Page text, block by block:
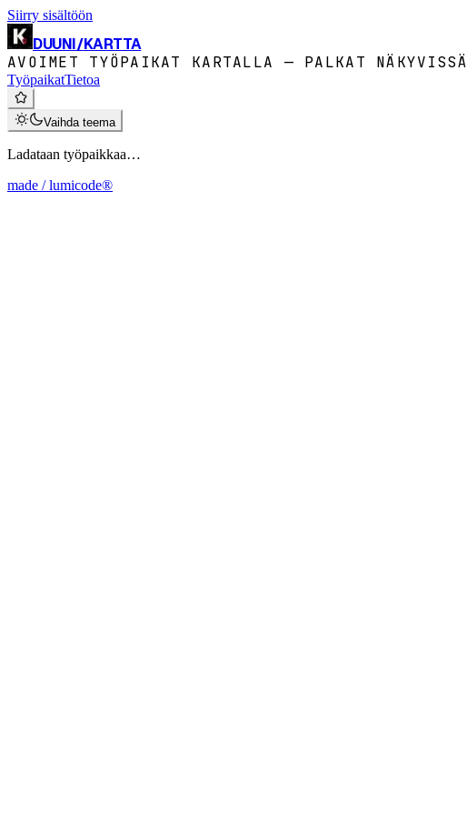
Siirry sisältöön
DUUNI/KARTTA
AVOIMET TYÖPAIKAT KARTALLA — PALKAT NÄKYVISSÄ
TyöpaikatTietoa
Vaihda teema
Ladataan työpaikkaa…
made / lumicode®